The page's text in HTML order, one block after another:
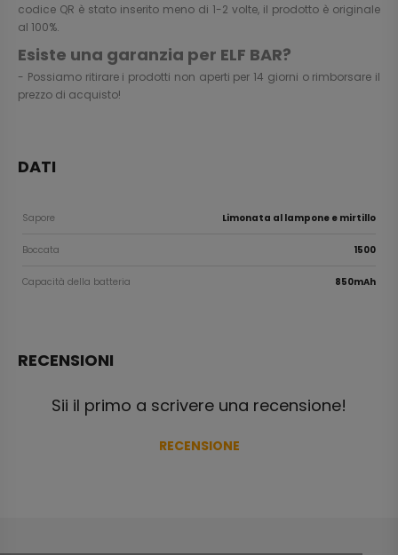
codice QR è stato inserito meno di 1-2 volte, il prodotto è originale
al 100%.
Esiste una garanzia per ELF BAR?
- Possiamo ritirare i prodotti non aperti per 14 giorni o rimborsare il
prezzo di acquisto!
DATI
Sapore Limonata al lampone e mirtillo
Boccata 1500
Capacità della batteria 850mAh
RECENSIONI
Sii il primo a scrivere una recensione!
RECENSIONE